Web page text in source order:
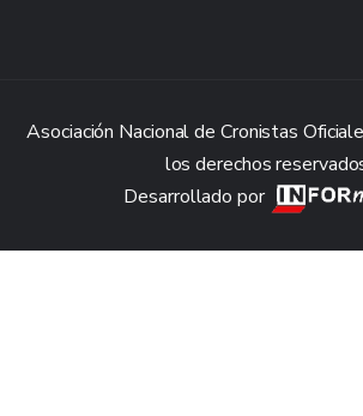
Asociación Nacional de Cronistas
los derechos
Desarrollado por